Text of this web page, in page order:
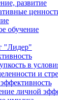
развитие
обучение
"Лидер"
в
и
личной